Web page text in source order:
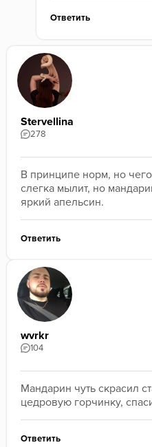
Ответить
Stervellina
278
В принципе норм, но
слегка мылит, но
яркий апельсин.
Ответить
wvrkr
104
Мандарин чуть скрасил
цедровую горчинку,
Ответить